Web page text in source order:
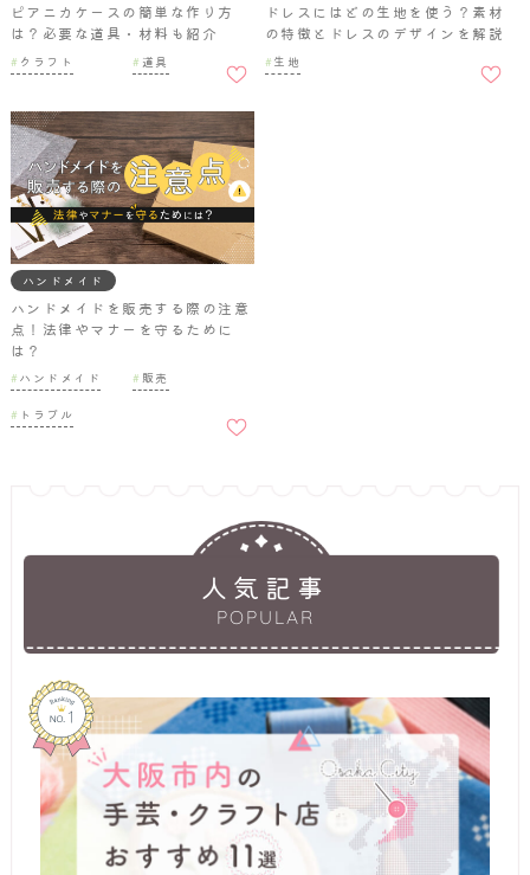
ピアニカケースの簡単な作り方
は？必要な道具・材料も紹介
クラフト 道具
入りに
ドレスにはどの生地を使う？素材
の特徴とドレスのデザインを解説
生地
入りに
ハンドメイド
ハンドメイドを販売する際の注意
点！法律やマナーを守るために
は？
ハンドメイド 販売
トラブル
入りに
人気記事
POPULAR